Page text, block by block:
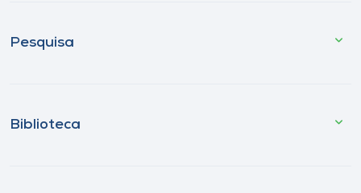
Pesquisa
Biblioteca